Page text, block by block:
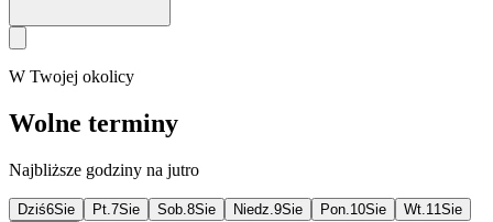
W Twojej okolicy
Wolne terminy
Najbliższe godziny na jutro
Dziś6Sie Pt. 7Sie Sob. 8Sie Niedz. 9Sie Pon. 10Sie Wt. 11Sie